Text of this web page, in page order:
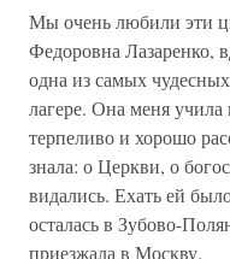
Мы очень любили эти
Федоровна Лазаренко,
одна из самых
лагере. Она меня
терпеливо и хорошо
знала: о Церкви, о
видались. Ехать ей
осталась в Зубово-
приезжала в Москву.